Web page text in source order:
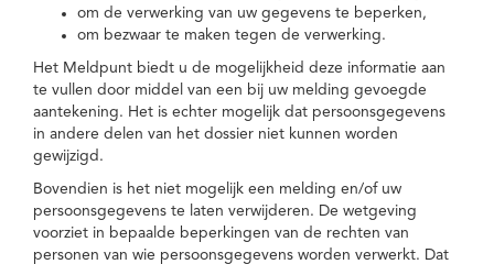
om de verwerking van uw gegevens te beperken,
om bezwaar te maken tegen de verwerking.
Het Meldpunt biedt u de mogelijkheid deze informatie aan
te vullen door middel van een bij uw melding gevoegde
aantekening. Het is echter mogelijk dat persoonsgegevens
in andere delen van het dossier niet kunnen worden
gewijzigd.
Bovendien is het niet mogelijk een melding en/of uw
persoonsgegevens te laten verwijderen. De wetgeving
voorziet in bepaalde beperkingen van de rechten van
personen van wie persoonsgegevens worden verwerkt. Dat